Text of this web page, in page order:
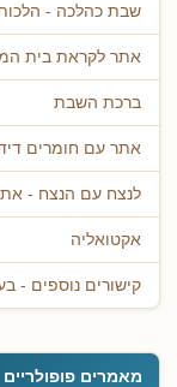
שבת כהלכה -
אתר לקראת בית
ברכת השבת
אתר עם חומרים
לנצח עם הנצח -
אקטואליה
קישורים נוספים -
מאמרים פופולריים